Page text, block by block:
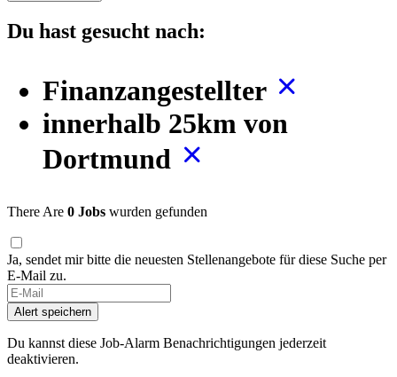
Du hast gesucht nach:
Finanzangestellter
innerhalb 25km von
Dortmund
There Are 0 Jobs wurden gefunden
Ja, sendet mir bitte die neuesten Stellenangebote für diese Suche per
E-Mail zu.
Alert speichern
Du kannst diese Job-Alarm Benachrichtigungen jederzeit
deaktivieren.